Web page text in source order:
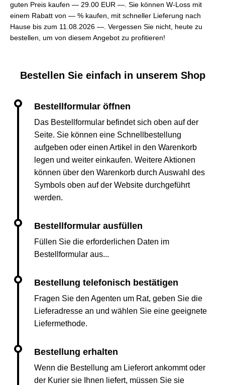
guten Preis kaufen — 29.00 EUR — . Sie können W-Loss mit
einem Rabatt von — % kaufen, mit schneller Lieferung nach
Hause bis zum 11.08.2026 —. Vergessen Sie nicht, heute zu
bestellen, um von diesem Angebot zu profitieren!
Bestellen Sie einfach in unserem Shop
Das Bestellformular befindet sich oben auf der
Seite. Sie können eine Schnellbestellung
aufgeben oder einen Artikel in den Warenkorb
legen und weiter einkaufen. Weitere Aktionen
können über den Warenkorb durch Auswahl des
Symbols oben auf der Website durchgeführt
werden.
Füllen Sie die erforderlichen Daten im
Bestellformular aus...
Fragen Sie den Agenten um Rat, geben Sie die
Lieferadresse an und wählen Sie eine geeignete
Liefermethode.
Wenn die Bestellung am Lieferort ankommt oder
der Kurier sie Ihnen liefert, müssen Sie sie